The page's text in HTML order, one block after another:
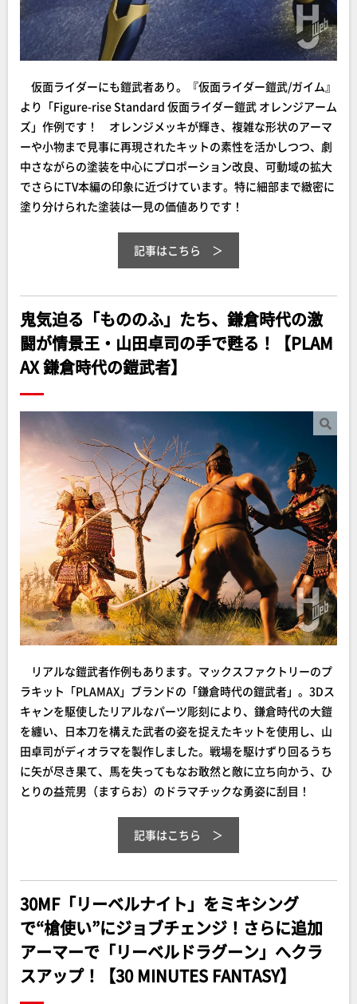
仮面ライダーにも鎧武者あり。『仮面ライダー鎧武/ガイム』
より「Figure-rise Standard 仮面ライダー鎧武 オレンジアーム
ズ」作例です！ オレンジメッキが輝き、複雑な形状のアーマ
ーや小物まで見事に再現されたキットの素性を活かしつつ、劇
中さながらの塗装を中心にプロポーション改良、可動域の拡大
でさらにTV本編の印象に近づけています。特に細部まで緻密に
塗り分けられた塗装は一見の価値ありです！
記事はこちら
鬼気迫る「もののふ」たち、鎌倉時代の激
闘が情景王・山田卓司の手で甦る！【PLAM
AX 鎌倉時代の鎧武者】
リアルな鎧武者作例もあります。マックスファクトリーのプ
ラキット「PLAMAX」ブランドの「鎌倉時代の鎧武者」。3Dス
キャンを駆使したリアルなパーツ彫刻により、鎌倉時代の大鎧
を纏い、日本刀を構えた武者の姿を捉えたキットを使用し、山
田卓司がディオラマを製作しました。戦場を駆けずり回るうち
に矢が尽き果て、馬を失ってもなお敢然と敵に立ち向かう、ひ
とりの益荒男（ますらお）のドラマチックな勇姿に刮目！
記事はこちら
30MF「リーベルナイト」をミキシング
で“槍使い”にジョブチェンジ！さらに追加
アーマーで「リーベルドラグーン」へクラ
スアップ！【30 MINUTES FANTASY】